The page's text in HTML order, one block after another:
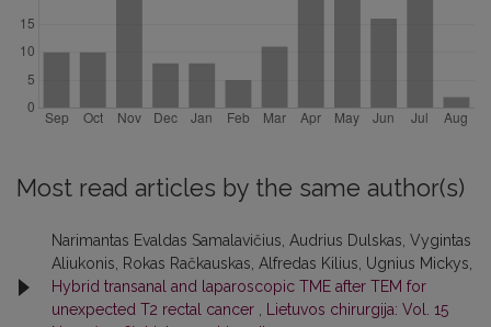
Most read articles by the same author(s)
Narimantas Evaldas Samalavičius, Audrius Dulskas, Vygintas
Aliukonis, Rokas Račkauskas, Alfredas Kilius, Ugnius Mickys,
Hybrid transanal and laparoscopic TME after TEM for
unexpected T2 rectal cancer
Lietuvos chirurgija: Vol. 15